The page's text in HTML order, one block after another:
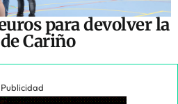
para devolver la
Cariño
Publicidad